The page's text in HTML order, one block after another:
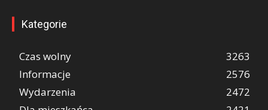
Kategorie
Czas wolny
3263
Informacje
2576
Wydarzenia
2472